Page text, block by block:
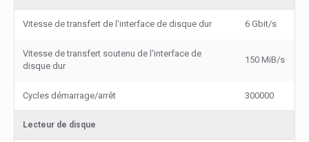
Vitesse de transfert de l'interface de disque dur 6 Gbit/s
Vitesse de transfert soutenu de l'interface de
disque dur
150 MiB/s
Cycles démarrage/arrêt 300000
Lecteur de disque